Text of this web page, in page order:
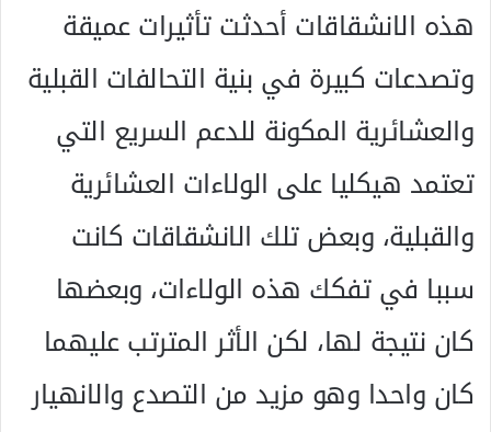
هذه الانشقاقات أحدثت تأثيرات عميقة
وتصدعات كبيرة في بنية التحالفات القبلية
والعشائرية المكونة للدعم السريع التي
تعتمد هيكليا على الولاءات العشائرية
والقبلية، وبعض تلك الانشقاقات كانت
سببا في تفكك هذه الولاءات، وبعضها
كان نتيجة لها، لكن الأثر المترتب عليهما
كان واحدا وهو مزيد من التصدع والانهيار